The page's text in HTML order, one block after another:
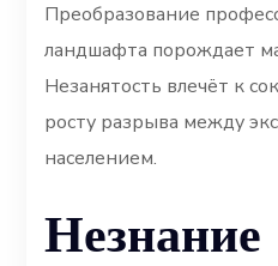
Преобразование
ландшафта порождает
Незанятость влечёт к
росту разрыва между
населением.
Незнание